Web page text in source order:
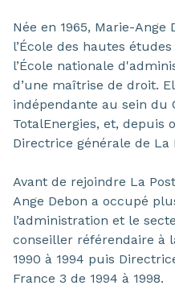
Née en 1965, Marie-Ange
l’École des hautes
l’École nationale
d’une maîtrise de droit.
indépendante au sein du
TotalEnergies, et, depuis
Directrice générale de La
Avant de rejoindre La
Ange Debon a occupé
l’administration et le
conseiller référendaire à
1990 à 1994 puis
France 3 de 1994 à 1998.